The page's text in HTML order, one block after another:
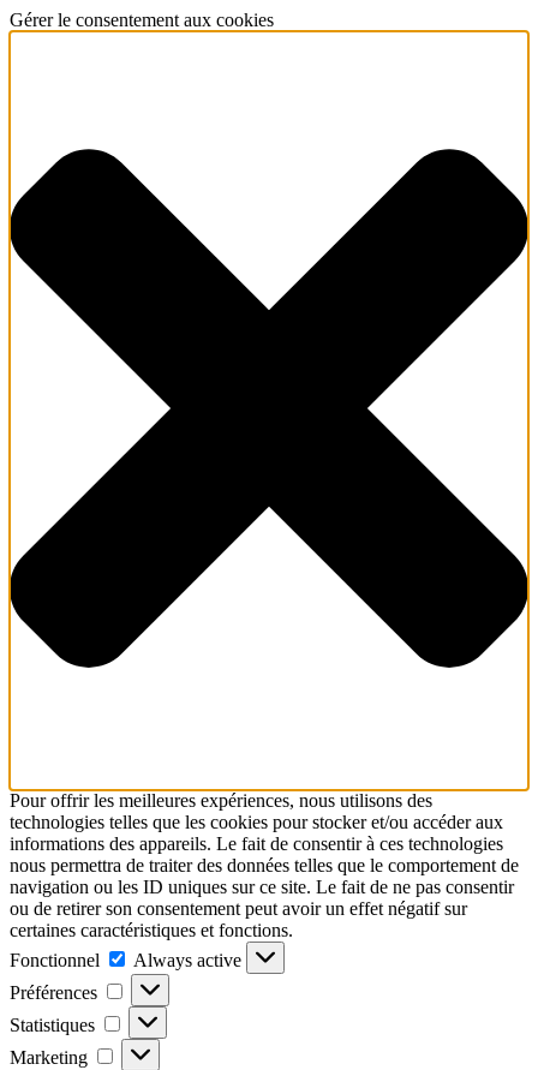
Gérer le consentement aux cookies
Pour offrir les meilleures expériences, nous utilisons des
technologies telles que les cookies pour stocker et/ou accéder aux
informations des appareils. Le fait de consentir à ces technologies
nous permettra de traiter des données telles que le comportement de
navigation ou les ID uniques sur ce site. Le fait de ne pas consentir
ou de retirer son consentement peut avoir un effet négatif sur
certaines caractéristiques et fonctions.
Fonctionnel
Fonctionnel
Always active
Préférences
Préférences
Statistiques Statistiques
Marketing Marketing